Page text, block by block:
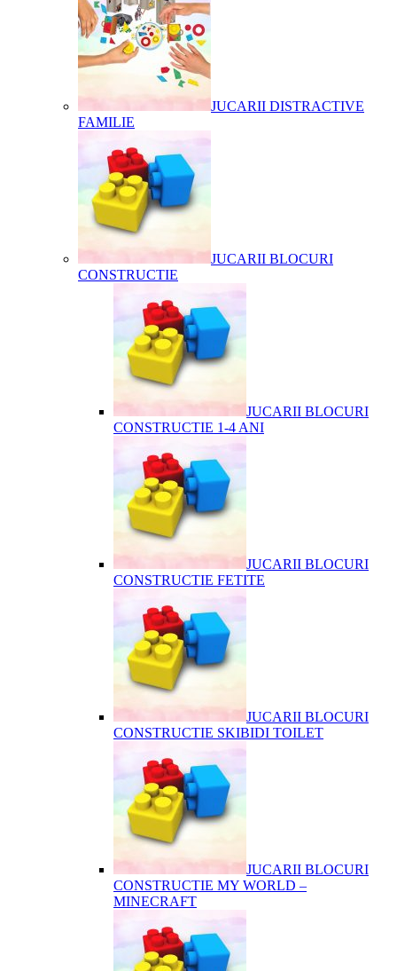
JUCARII DISTRACTIVE
FAMILIE
JUCARII BLOCURI
CONSTRUCTIE
JUCARII BLOCURI
CONSTRUCTIE 1-4 ANI
JUCARII BLOCURI
CONSTRUCTIE FETITE
JUCARII BLOCURI
CONSTRUCTIE SKIBIDI TOILET
JUCARII BLOCURI
CONSTRUCTIE MY WORLD –
MINECRAFT